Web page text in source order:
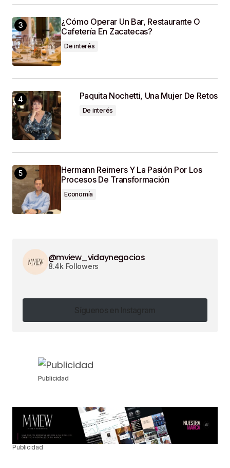
¿Cómo Operar Un Bar, Restaurante O
Cafetería En Zacatecas?
De interés
Paquita Nochetti, Una Mujer De Retos
De interés
Hermann Reimers Y La Pasión Por Los
Procesos De Transformación
Economía
@mview_vidaynegocios
8.4k Followers
Síguenos en Instagram
Publicidad
Publicidad